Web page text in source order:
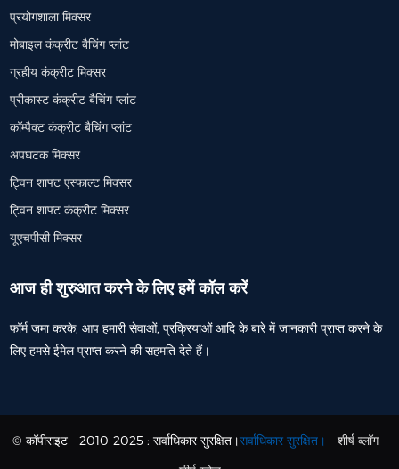
प्रयोगशाला मिक्सर
मोबाइल कंक्रीट बैचिंग प्लांट
ग्रहीय कंक्रीट मिक्सर
प्रीकास्ट कंक्रीट बैचिंग प्लांट
कॉम्पैक्ट कंक्रीट बैचिंग प्लांट
अपघटक मिक्सर
ट्विन शाफ्ट एस्फाल्ट मिक्सर
ट्विन शाफ्ट कंक्रीट मिक्सर
यूएचपीसी मिक्सर
आज ही शुरुआत करने के लिए हमें कॉल करें
फॉर्म जमा करके, आप हमारी सेवाओं, प्रक्रियाओं आदि के बारे में जानकारी प्राप्त करने के
लिए हमसे ईमेल प्राप्त करने की सहमति देते हैं।
© कॉपीराइट - 2010-2025 : सर्वाधिकार सुरक्षित।सर्वाधिकार सुरक्षित। - शीर्ष ब्लॉग-